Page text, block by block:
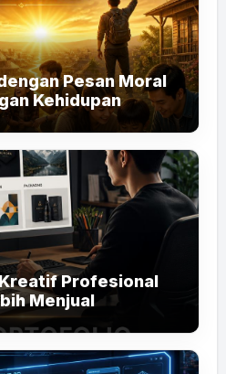
Pesan Moral
Kehidupan
Profesional
Menjual